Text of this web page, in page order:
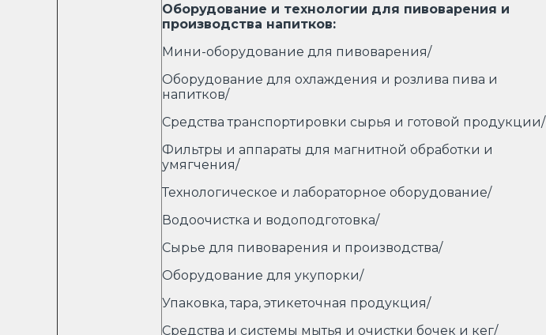
Оборудование и технологии для пивоварения и
производства напитков:
Мини-оборудование для пивоварения/
Оборудование для охлаждения и розлива пива и
напитков/
Средства транспортировки сырья и готовой продукции/
Фильтры и аппараты для магнитной обработки и
умягчения/
Технологическое и лабораторное оборудование/
Водоочистка и водоподготовка/
Сырье для пивоварения и производства/
Оборудование для укупорки/
Упаковка, тара, этикеточная продукция/
Средства и системы мытья и очистки бочек и кег/